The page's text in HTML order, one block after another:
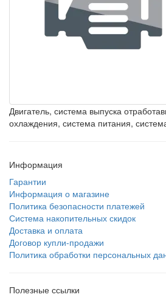
Двигатель, система выпуска
охлаждения, система питания,
Информация
Гарантии
Информация о магазине
Политика безопасности платежей
Система накопительных скидок
Доставка и оплата
Договор купли-продажи
Политика обработки персональных
Полезные ссылки